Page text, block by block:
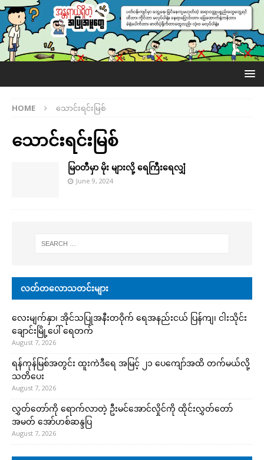
HOME သောင်းရင်းမြစ်
သောင်းရင်းမြစ်
မြဝတီမှာ မိုး များလို့ ရေကြီးရေလျှံ
June 9, 2024
လတ်တလောသတင်းများ
လေးမျက်နှာ၊ အိုင်သပြုအနီးတဝိုက် ရေအနည်းငယ် ပြန်ကျ၊ ငါးသိုင်း
ချောင်းမြို့ပေါ် ရေတက်
August 7, 2026
ရန်ကုန်မြစ်အတွင်း ထူးကဲဒီရေ အ​မြင့် ၂၁ ပေကျော်အထိ တက်မယ်လို့
သတိပေး
August 7, 2026
လွှတ်တော်ကို ရောက်လာတဲ့ ဦးမင်အောင်လှိုင်ကို ထိုင်းလွှတ်တော်
အမတ် အော်ဟစ်ဆန္ဒပြ
August 7, 2026